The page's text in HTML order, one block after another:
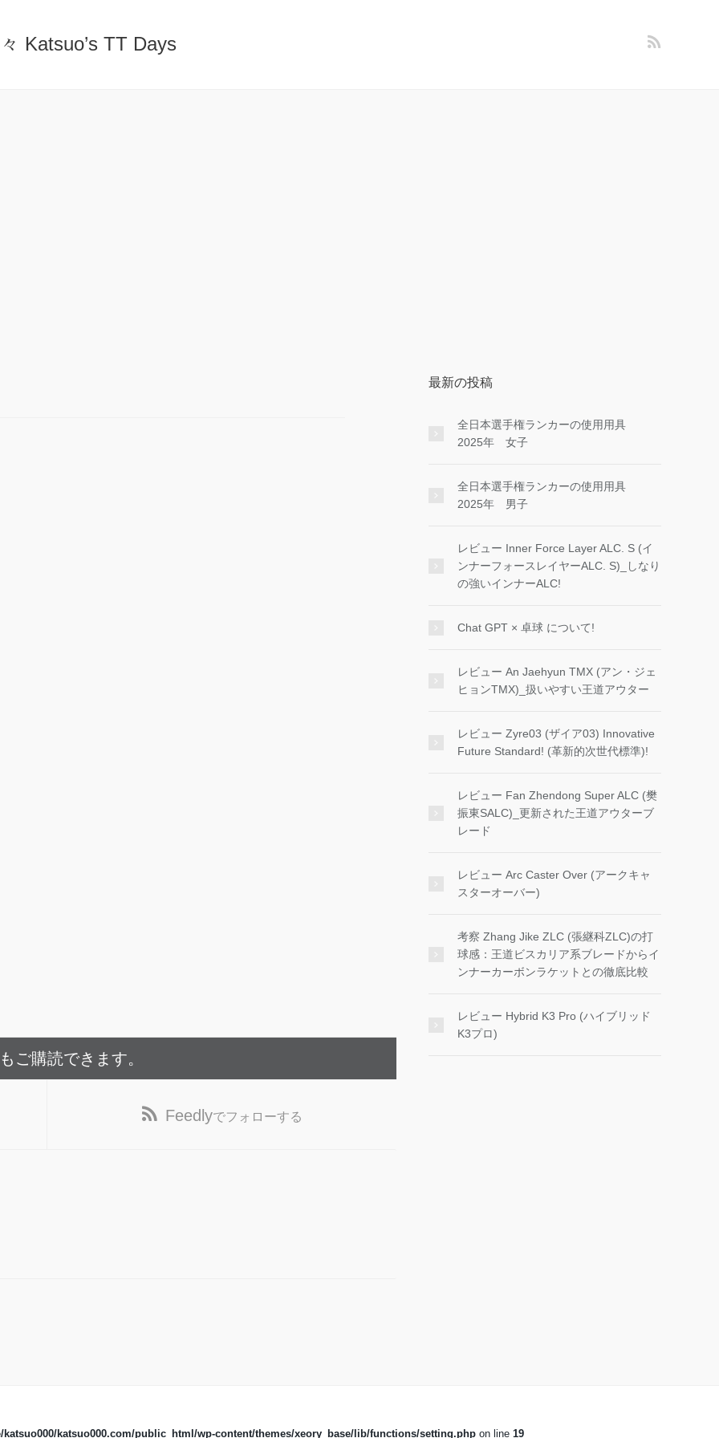
Katsuo’s TT Days
ご購読できます。
Feedlyでフォローする
最新の投稿
全日本選手権ランカーの使用用具
2025年 女子
全日本選手権ランカーの使用用具
2025年 男子
レビュー Inner Force Layer ALC. S (イ
ンナーフォースレイヤーALC. S)_しなり
の強いインナーALC!
Chat GPT × 卓球 について!
レビュー An Jaehyun TMX (アン・ジェ
ヒョンTMX)_扱いやすい王道アウター
レビュー Zyre03 (ザイア03) Innovative
Future Standard! (革新的次世代標準)!
レビュー Fan Zhendong Super ALC (樊
振東SALC)_更新された王道アウターブ
レード
レビュー Arc Caster Over (アークキャ
スターオーバー)
考察 Zhang Jike ZLC (張継科ZLC)の打
球感：王道ビスカリア系ブレードからイ
ンナーカーボンラケットとの徹底比較
レビュー Hybrid K3 Pro (ハイブリッド
K3プロ)
katsuo000/katsuo000.com/public_html/wp-content/themes/xeory_base/lib/functions/setting.php on line 19